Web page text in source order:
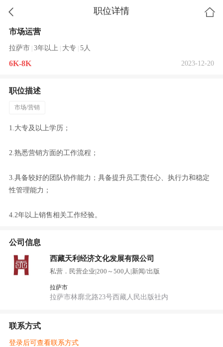
职位详情
市场运营
拉萨市 3年以上 大专 5人
6K-8K 2023-12-20
职位描述
市场/营销
1.大专及以上学历；
2.熟悉营销方面的工作流程；
3.具备较好的团队协作能力；具备提升员工责任心、执行力和稳定
性管理能力；
4.2年以上销售相关工作经验。
公司信息
西藏天利经济文化发展有限公司
私营．民营企业|200～500人 |新闻/出版
拉萨市
拉萨市林廓北路23号西藏人民出版社内
联系方式
登录后可查看联系方式